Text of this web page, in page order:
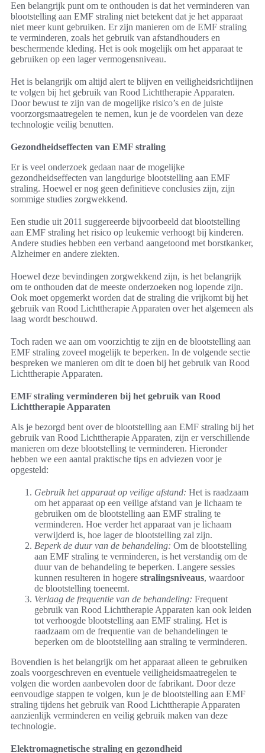
Een belangrijk punt om te onthouden is dat het verminderen van
blootstelling aan EMF straling niet betekent dat je het apparaat
niet meer kunt gebruiken. Er zijn manieren om de EMF straling
te verminderen, zoals het gebruik van afstandhouders en
beschermende kleding. Het is ook mogelijk om het apparaat te
gebruiken op een lager vermogensniveau.
Het is belangrijk om altijd alert te blijven en veiligheidsrichtlijnen
te volgen bij het gebruik van Rood Lichttherapie Apparaten.
Door bewust te zijn van de mogelijke risico’s en de juiste
voorzorgsmaatregelen te nemen, kun je de voordelen van deze
technologie veilig benutten.
Gezondheidseffecten van EMF straling
Er is veel onderzoek gedaan naar de mogelijke
gezondheidseffecten van langdurige blootstelling aan EMF
straling. Hoewel er nog geen definitieve conclusies zijn, zijn
sommige studies zorgwekkend.
Een studie uit 2011 suggereerde bijvoorbeeld dat blootstelling
aan EMF straling het risico op leukemie verhoogt bij kinderen.
Andere studies hebben een verband aangetoond met borstkanker,
Alzheimer en andere ziekten.
Hoewel deze bevindingen zorgwekkend zijn, is het belangrijk
om te onthouden dat de meeste onderzoeken nog lopende zijn.
Ook moet opgemerkt worden dat de straling die vrijkomt bij het
gebruik van Rood Lichttherapie Apparaten over het algemeen als
laag wordt beschouwd.
Toch raden we aan om voorzichtig te zijn en de blootstelling aan
EMF straling zoveel mogelijk te beperken. In de volgende sectie
bespreken we manieren om dit te doen bij het gebruik van Rood
Lichttherapie Apparaten.
EMF straling verminderen bij het gebruik van Rood
Lichttherapie Apparaten
Als je bezorgd bent over de blootstelling aan EMF straling bij het
gebruik van Rood Lichttherapie Apparaten, zijn er verschillende
manieren om deze blootstelling te verminderen. Hieronder
hebben we een aantal praktische tips en adviezen voor je
opgesteld:
Gebruik het apparaat op veilige afstand: Het is raadzaam
om het apparaat op een veilige afstand van je lichaam te
gebruiken om de blootstelling aan EMF straling te
verminderen. Hoe verder het apparaat van je lichaam
verwijderd is, hoe lager de blootstelling zal zijn.
Beperk de duur van de behandeling: Om de blootstelling
aan EMF straling te verminderen, is het verstandig om de
duur van de behandeling te beperken. Langere sessies
kunnen resulteren in hogere stralingsniveaus, waardoor
de blootstelling toeneemt.
Verlaag de frequentie van de behandeling: Frequent
gebruik van Rood Lichttherapie Apparaten kan ook leiden
tot verhoogde blootstelling aan EMF straling. Het is
raadzaam om de frequentie van de behandelingen te
beperken om de blootstelling aan straling te verminderen.
Bovendien is het belangrijk om het apparaat alleen te gebruiken
zoals voorgeschreven en eventuele veiligheidsmaatregelen te
volgen die worden aanbevolen door de fabrikant. Door deze
eenvoudige stappen te volgen, kun je de blootstelling aan EMF
straling tijdens het gebruik van Rood Lichttherapie Apparaten
aanzienlijk verminderen en veilig gebruik maken van deze
technologie.
Elektromagnetische straling en gezondheid